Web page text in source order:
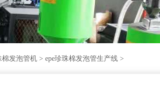
棉发泡管机 > epe珍珠棉发泡管生产线 >